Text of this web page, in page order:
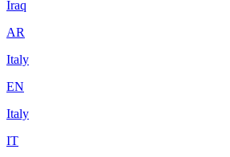
Iraq
AR
Italy
EN
Italy
IT